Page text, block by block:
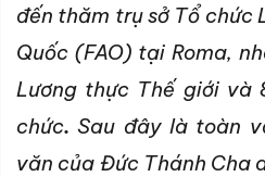
đến thăm trụ sở Tổ chức
Quốc (FAO) tại Roma,
Lương thực Thế giới và
chức.Sau đây là toàn
văn của Đức Thánh Cha